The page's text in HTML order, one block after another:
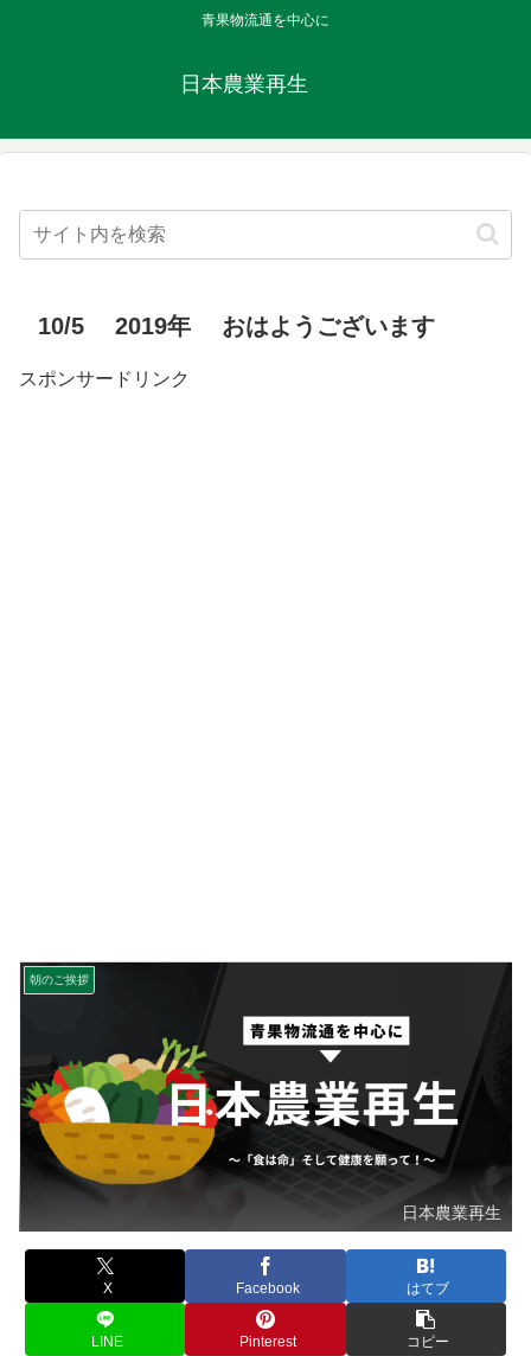
青果物流通を中心に
日本農業再生
10/5 2019年 おはようございます
スポンサードリンク
朝のご挨拶
日本農業再生
X Facebook はてブ
LINE Pinterest コピー